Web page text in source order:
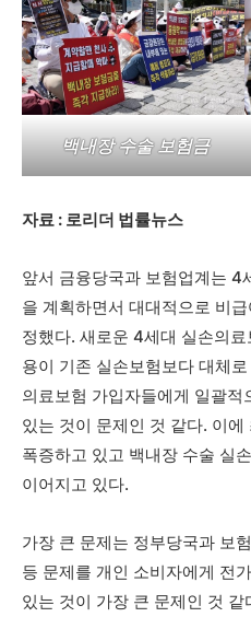
백내장 수술 보험금
자료 : 로리더 법률뉴스
앞서 금융당국과 보험업계는 4
을 계획하면서 대대적으로 비
정했다. 새로운 4세대 실손의
용이 기존 실손보험보다 대체
의료보험 가입자들에게 일괄
있는 것이 문제인 것 같다. 이
폭증하고 있고 백내장 수술 실
이어지고 있다.
가장 큰 문제는 정부당국과 보
등 문제를 개인 소비자에게 전
있는 것이 가장 큰 문제인 것